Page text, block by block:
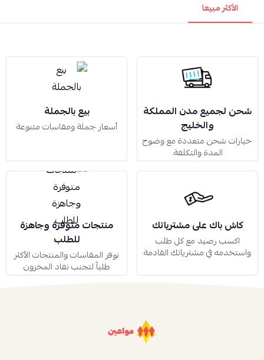
الأكثر مبيعا
شحن لجميع مدن المملكة
والخليج
خيارات شحن متعددة مع وضوح
المدة والتكلفة.
بيع بالجملة
أسعار جملة ومقاسات متنوعة
كاش باك على مشترياتك
اكسب رصيد مع كل طلب
واستخدمه في مشترياتك القادمة
منتجات متوفرة وجاهزة
للطلب
نوفر المقاسات والمنتجات الأكثر
طلباً لتجنب نفاد المخزون